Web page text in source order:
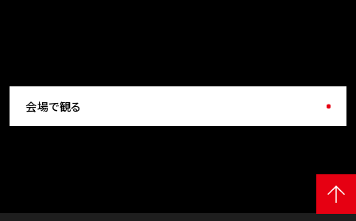
会場で観る